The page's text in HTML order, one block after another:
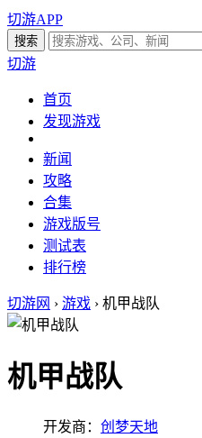
切游APP
切游
首页
发现游戏
新闻
攻略
合集
游戏版号
测试表
排行榜
切游网 › 游戏 › 机甲战队
机甲战队
开发商： 创梦天地